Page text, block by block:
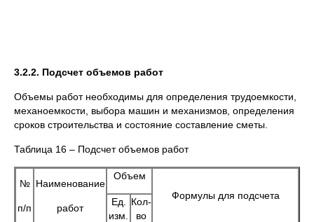
3.2.2. Подсчет объемов работ
Объемы работ необходимы для определения трудоемкости,
механоемкости, выбора машин и механизмов, определения
сроков строительства и состояние составление сметы.
Таблица 16 – Подсчет объемов работ
№
п/п
Наименование
работ
Объем
Формулы для подсчета
Ед.
изм.
Кол-
во